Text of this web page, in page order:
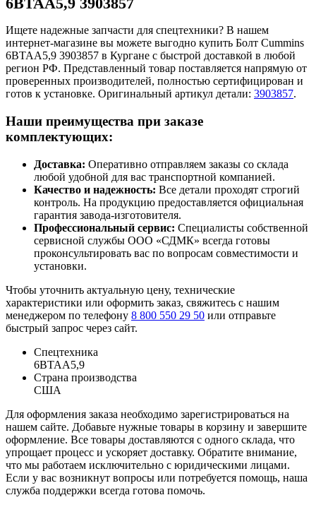
Ищете надежные запчасти для спецтехники? В нашем
интернет-магазине вы можете выгодно купить Болт Cummins
6BTAA5,9 3903857 в Кургане с быстрой доставкой в любой
регион РФ. Представленный товар поставляется напрямую от
проверенных производителей, полностью сертифицирован и
готов к установке. Оригинальный артикул детали: 3903857.
Наши преимущества при заказе
комплектующих:
Доставка: Оперативно отправляем заказы со склада
любой удобной для вас транспортной компанией.
Качество и надежность: Все детали проходят строгий
контроль. На продукцию предоставляется официальная
гарантия завода-изготовителя.
Профессиональный сервис: Специалисты собственной
сервисной службы ООО «СДМК» всегда готовы
проконсультировать вас по вопросам совместимости и
установки.
Чтобы уточнить актуальную цену, технические
характеристики или оформить заказ, свяжитесь с нашим
менеджером по телефону 8 800 550 29 50 или отправьте
быстрый запрос через сайт.
Спецтехника
6BTAA5,9
Страна производства
США
Для оформления заказа необходимо зарегистрироваться на
нашем сайте. Добавьте нужные товары в корзину и завершите
оформление. Все товары доставляются с одного склада, что
упрощает процесс и ускоряет доставку. Обратите внимание,
что мы работаем исключительно с юридическими лицами.
Если у вас возникнут вопросы или потребуется помощь, наша
служба поддержки всегда готова помочь.